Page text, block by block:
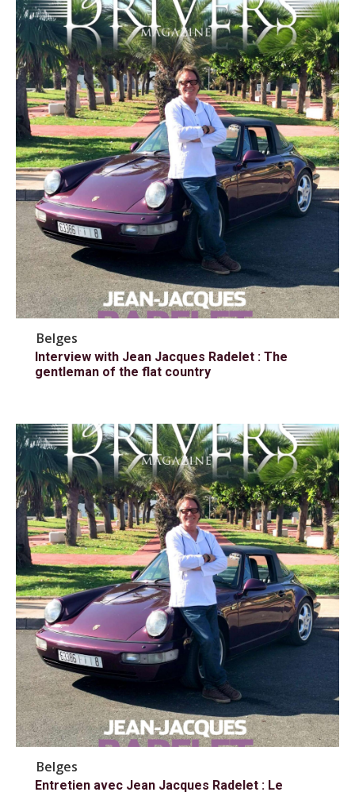
Belges
Interview with Jean Jacques Radelet : The
gentleman of the flat country
Belges
Entretien avec Jean Jacques Radelet : Le